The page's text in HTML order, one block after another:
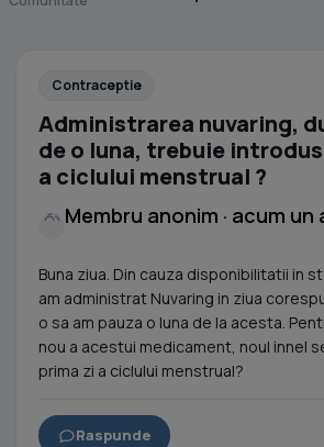
Contraceptie
Administrarea nuvaring,
de o luna, trebuie
a ciclului menstrual ?
Membru anonim · acum un
Buna ziua. Din cauza disponibilitatii in
am administrat Nuvaring in ziua
o sa am pauza o luna de la acesta.
nou a acestui medicament, noul innel
prima zi a ciclului menstrual?
Raspunde